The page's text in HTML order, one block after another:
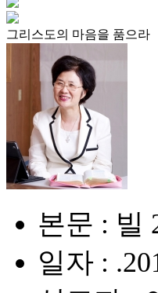
그리스도의 마음을 품으라
본문 : 빌
일자 :